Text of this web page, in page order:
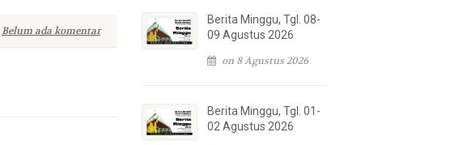
Belum ada komentar
Berita Minggu, Tgl. 08-
09 Agustus 2026
on 8 Agustus 2026
Berita Minggu, Tgl. 01-
02 Agustus 2026